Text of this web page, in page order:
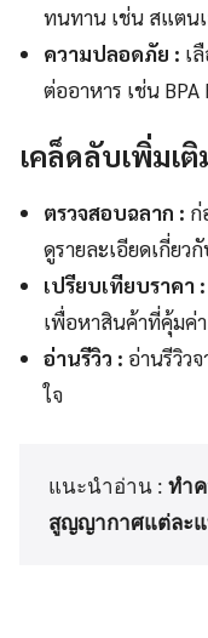
ทนทาน เช่น สแตน
ความปลอดภัย : เ
ต่ออาหาร เช่น BPA
เคล็ดลับเพิ่มเติ
ตรวจสอบฉลาก : ก่
ดูรายละเอียดเกี่ยว
เปรียบเทียบราคา :
เพื่อหาสินค้าที่คุ้มค่า
อ่านรีวิว : อ่านรีวิว
ใจ
แนะนำอ่าน : ทำ
สูญญากาศแต่ละ